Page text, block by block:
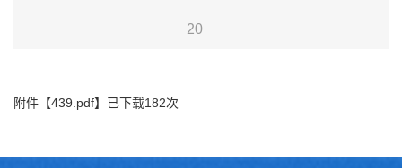
20
附件【439.pdf】已下载182次